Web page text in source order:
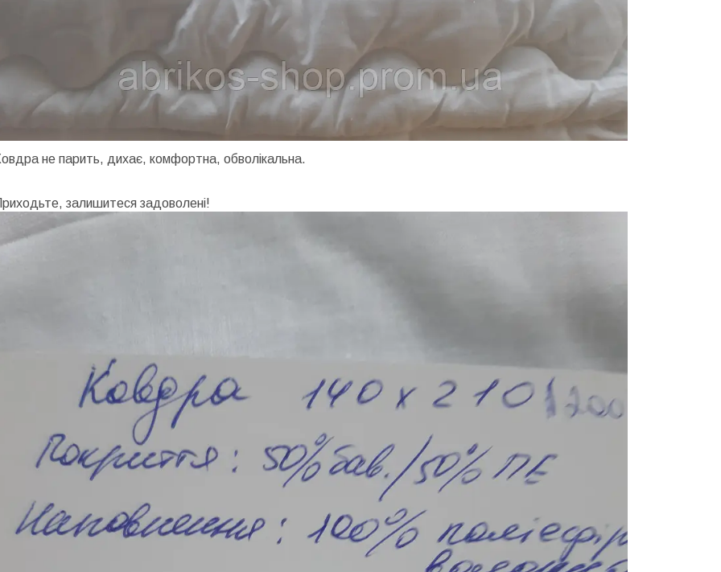
не парить, дихає, комфортна, обволікальна.
залишитеся задоволені!